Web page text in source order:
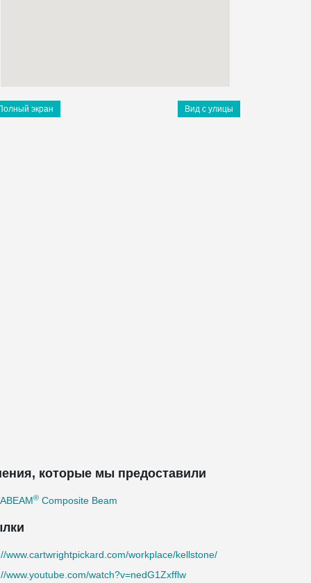
экран Вид с улицы
которые мы предоставили
® Composite Beam
www.cartwrightpickard.com/workplace/kellstone/
www.youtube.com/watch?v=nedG1Zxfflw